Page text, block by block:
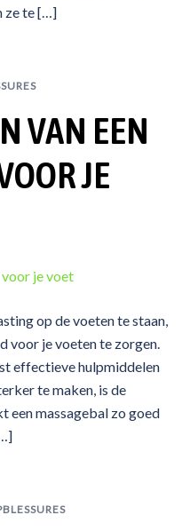
ze te […]
VAN EEN
JE
op de voeten te staan,
voor je voeten te zorgen.
effectieve hulpmiddelen
te maken, is de
een massagebal zo goed